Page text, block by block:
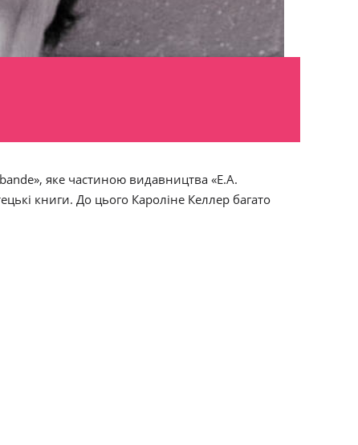
яке частиною видавництва «E.A.
книги. До цього Кароліне Келлер багато